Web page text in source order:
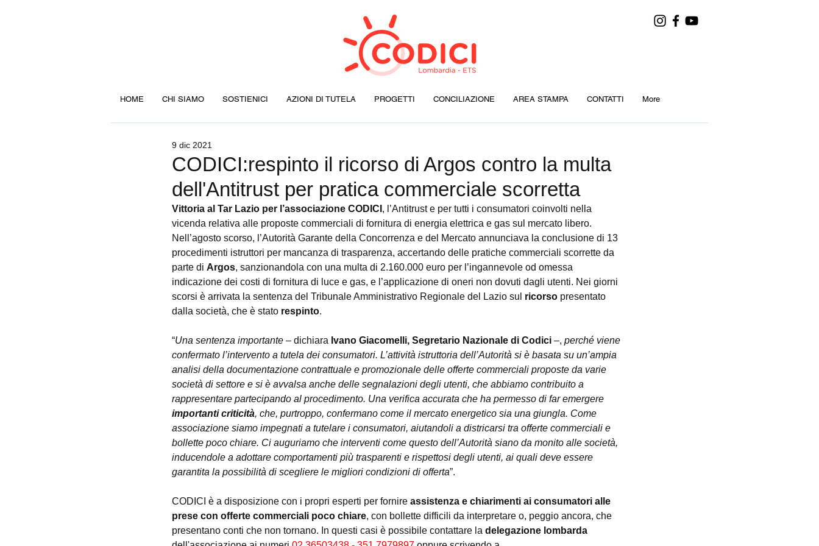
HOME CHI SIAMO SOSTIENICI AZIONI DI TUTELA PROGETTI CONCILIAZIONE AREA STAMPA CONTATTI More
CODICI:respinto il ricorso di Argos contro la multa
dell'Antitrust per pratica commerciale scorretta
9 dic 2021
Vittoria al Tar Lazio per l’associazione CODICI , l’Antitrust e per tutti i consumatori coinvolti nella
vicenda relativa alle proposte commerciali di fornitura di energia elettrica e gas sul mercato libero.
Nell’agosto scorso, l’Autorità Garante della Concorrenza e del Mercato annunciava la conclusione di 13
procedimenti istruttori per mancanza di trasparenza, accertando delle pratiche commerciali scorrette da
parte di Argos, sanzionandola con una multa di 2.160.000 euro per l’ingannevole od omessa
indicazione dei costi di fornitura di luce e gas, e l’applicazione di oneri non dovuti dagli utenti. Nei giorni
scorsi è arrivata la sentenza del Tribunale Amministrativo Regionale del Lazio sul ricorso presentato
dalla società, che è stato respinto.
“Una sentenza importante – dichiara Ivano Giacomelli, Segretario Nazionale di Codici –, perché viene
confermato l’intervento a tutela dei consumatori. L’attività istruttoria dell’Autorità si è basata su un’ampia
analisi della documentazione contrattuale e promozionale delle offerte commerciali proposte da varie
società di settore e si è avvalsa anche delle segnalazioni degli utenti, che abbiamo contribuito a
rappresentare partecipando al procedimento. Una verifica accurata che ha permesso di far emergere
importanti criticità, che, purtroppo, confermano come il mercato energetico sia una giungla. Come
associazione siamo impegnati a tutelare i consumatori, aiutandoli a districarsi tra offerte commerciali e
bollette poco chiare. Ci auguriamo che interventi come questo dell’Autorità siano da monito alle società,
inducendole a adottare comportamenti più trasparenti e rispettosi degli utenti, ai quali deve essere
garantita la possibilità di scegliere le migliori condizioni di offerta”.
CODICI è a disposizione con i propri esperti per fornire assistenza e chiarimenti ai consumatori alle
prese con offerte commerciali poco chiare, con bollette difficili da interpretare o, peggio ancora, che
presentano conti che non tornano. In questi casi è possibile contattare la delegazione lombarda